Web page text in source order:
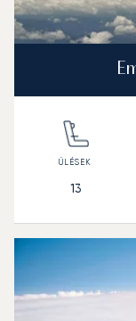
13